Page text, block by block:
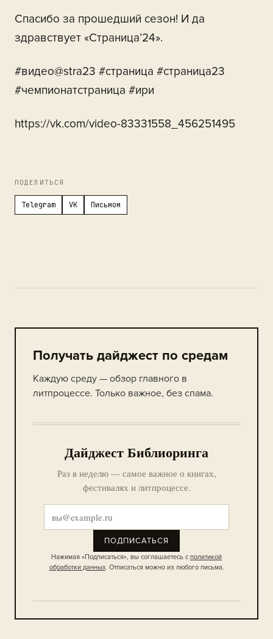
Спасибо за прошедший сезон! И да
здравствует «Страница’24».
#видео@stra23 #страница #страница23
#чемпионатстраница #ири
https://vk.com/video-83331558_456251495
ПОДЕЛИТЬСЯ
Telegram VK Письмом
Получать дайджест по средам
Каждую среду — обзор главного в
литпроцессе. Только важное, без спама.
Дайджест Библиоринга
Раз в неделю — самое важное о книгах,
фестивалях и литпроцессе.
ПОДПИСАТЬСЯ
Нажимая «Подписаться», вы соглашаетесь с политикой
обработки данных. Отписаться можно из любого письма.